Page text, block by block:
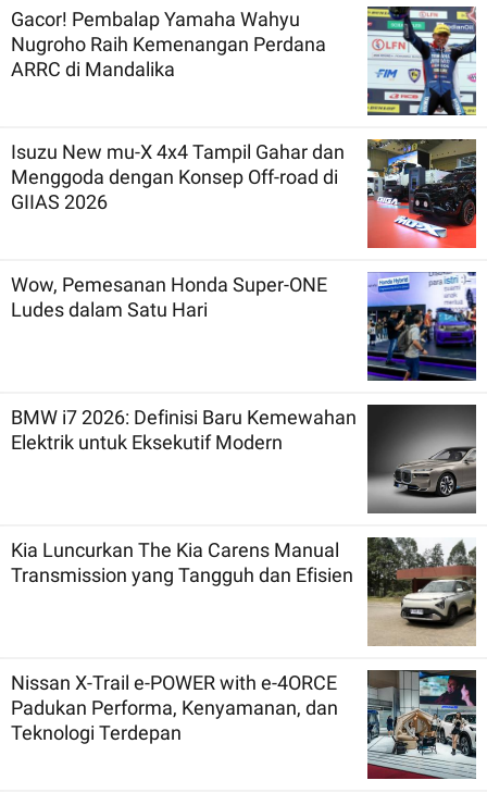
Gacor! Pembalap Yamaha Wahyu
Nugroho Raih Kemenangan Perdana
ARRC di Mandalika
Isuzu New mu-X 4x4 Tampil Gahar dan
Menggoda dengan Konsep Off-road di
GIIAS 2026
Wow, Pemesanan Honda Super-ONE
Ludes dalam Satu Hari
BMW i7 2026: Definisi Baru Kemewahan
Elektrik untuk Eksekutif Modern
Kia Luncurkan The Kia Carens Manual
Transmission yang Tangguh dan Efisien
Nissan X-Trail e-POWER with e-4ORCE
Padukan Performa, Kenyamanan, dan
Teknologi Terdepan